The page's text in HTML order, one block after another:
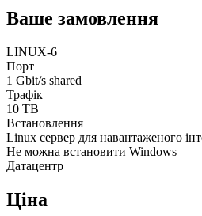
Ваше замовлення
LINUX-6
Порт
1 Gbit/s shared
Трафік
10 TB
Встановлення
Linux сервер для навантаженого
Не можна встановити Windows
Датацентр
Ціна